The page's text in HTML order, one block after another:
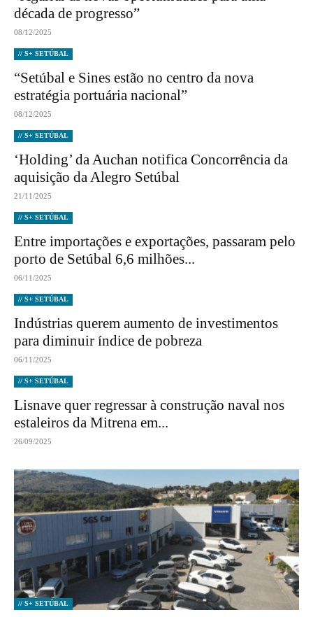
década de progresso”
08/12/2025
// S+ SETÚBAL
“Setúbal e Sines estão no centro da nova
estratégia portuária nacional”
08/12/2025
// S+ SETÚBAL
‘Holding’ da Auchan notifica Concorrência da
aquisição da Alegro Setúbal
21/11/2025
// S+ SETÚBAL
Entre importações e exportações, passaram pelo
porto de Setúbal 6,6 milhões...
06/11/2025
// S+ SETÚBAL
Indústrias querem aumento de investimentos
para diminuir índice de pobreza
06/11/2025
// S+ SETÚBAL
Lisnave quer regressar à construção naval nos
estaleiros da Mitrena em...
26/09/2025
// S+ SETÚBAL